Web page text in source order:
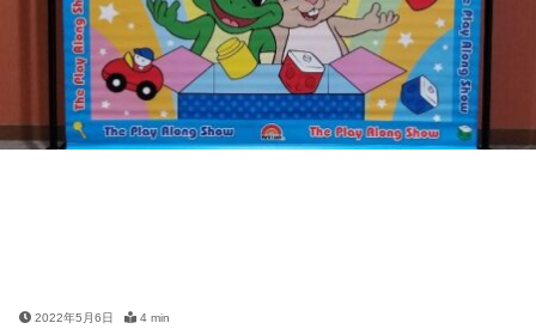
2022年5月6日 4 min